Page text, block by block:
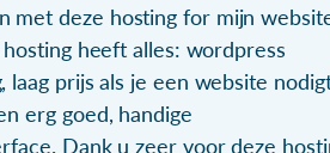
met deze hosting for mijn
heeft alles: wordpress
laag prijs als je een website
erg goed, handige
Dank u zeer voor deze